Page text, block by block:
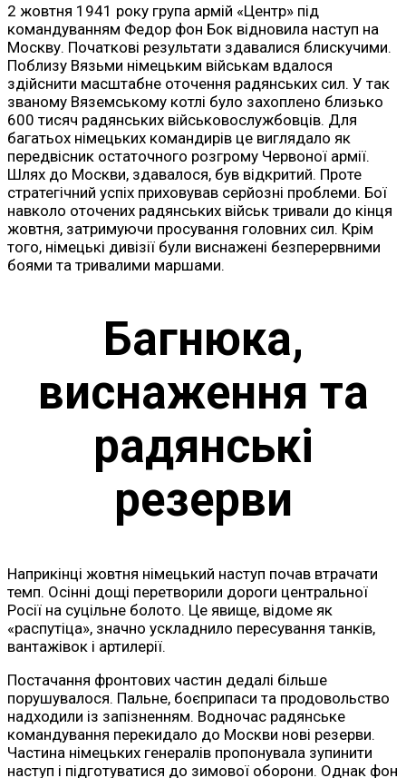
2 жовтня 1941 року група армій «Центр» під
командуванням Федор фон Бок відновила наступ на
Москву. Початкові результати здавалися блискучими.
Поблизу Вязьми німецьким військам вдалося
здійснити масштабне оточення радянських сил. У так
званому Вяземському котлі було захоплено близько
600 тисяч радянських військовослужбовців. Для
багатьох німецьких командирів це виглядало як
передвісник остаточного розгрому Червоної армії.
Шлях до Москви, здавалося, був відкритий. Проте
стратегічний успіх приховував серйозні проблеми. Бої
навколо оточених радянських військ тривали до кінця
жовтня, затримуючи просування головних сил. Крім
того, німецькі дивізії були виснажені безперервними
боями та тривалими маршами.
Багнюка,
виснаження та
радянські
резерви
Наприкінці жовтня німецький наступ почав втрачати
темп. Осінні дощі перетворили дороги центральної
Росії на суцільне болото. Це явище, відоме як
«распутіца», значно ускладнило пересування танків,
вантажівок і артилерії.
Постачання фронтових частин дедалі більше
порушувалося. Пальне, боєприпаси та продовольство
надходили із запізненням. Водночас радянське
командування перекидало до Москви нові резерви.
Частина німецьких генералів пропонувала зупинити
наступ і підготуватися до зимової оборони. Однак фон